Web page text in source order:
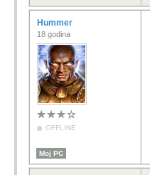
Hummer
18 godina
OFFLINE
Moj PC